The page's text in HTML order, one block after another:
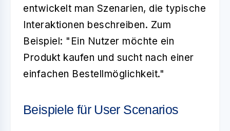
entwickelt man Szenarien, die typische
Interaktionen beschreiben. Zum
Beispiel: "Ein Nutzer möchte ein
Produkt kaufen und sucht nach einer
einfachen Bestellmöglichkeit."
Beispiele für User Scenarios